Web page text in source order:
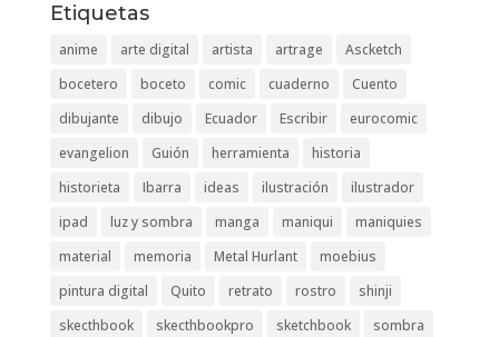
Etiquetas
anime arte digital artista artrage
Ascketch
bocetero
boceto comic cuaderno
Cuento
dibujante
dibujo Ecuador Escribir
eurocomic
evangelion
Guión herramienta
historia
historieta
Ibarra ideas ilustración
ilustrador
ipad
luz y sombra manga maniqui
maniquies
material
memoria Metal Hurlant
moebius
pintura digital
Quito retrato rostro
shinji
skecthbook
skecthbookpro sketchbook sombra